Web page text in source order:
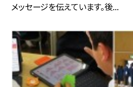
メッセージを伝えています。後...